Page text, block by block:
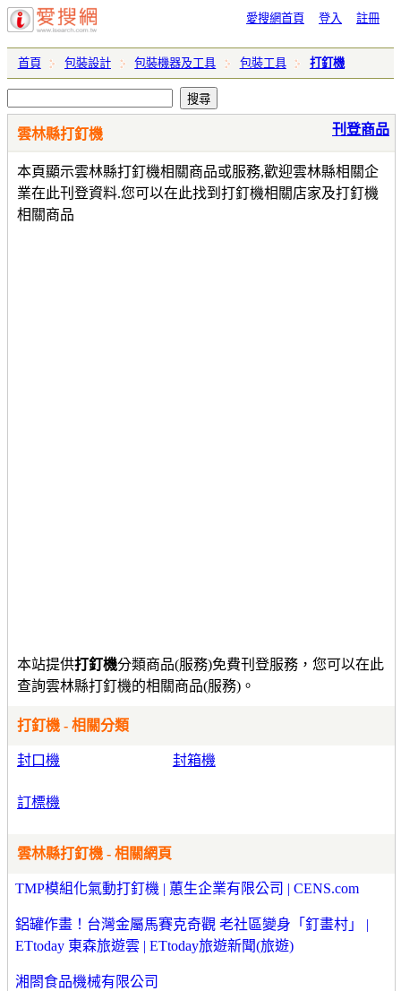
愛搜網首頁 登入 註冊
首頁 包裝設計 包裝機器及工具 包裝工具 打釘機
雲林縣打釘機
本頁顯示雲林縣打釘機相關商品或服務,歡迎雲林縣相關企
業在此刊登資料.您可以在此找到打釘機相關店家及打釘機
相關商品
刊登商品
本站提供打釘機分類商品(服務)免費刊登服務，您可以在此
查詢雲林縣打釘機的相關商品(服務)。
打釘機 - 相關分類
封口機 封箱機
訂標機
雲林縣打釘機 - 相關網頁
TMP模組化氣動打釘機 | 蕙生企業有限公司 | CENS.com
鋁罐作畫！台灣金屬馬賽克奇觀 老社區變身「釘畫村」 |
ETtoday 東森旅遊雲 | ETtoday旅遊新聞(旅遊)
湘閤食品機械有限公司